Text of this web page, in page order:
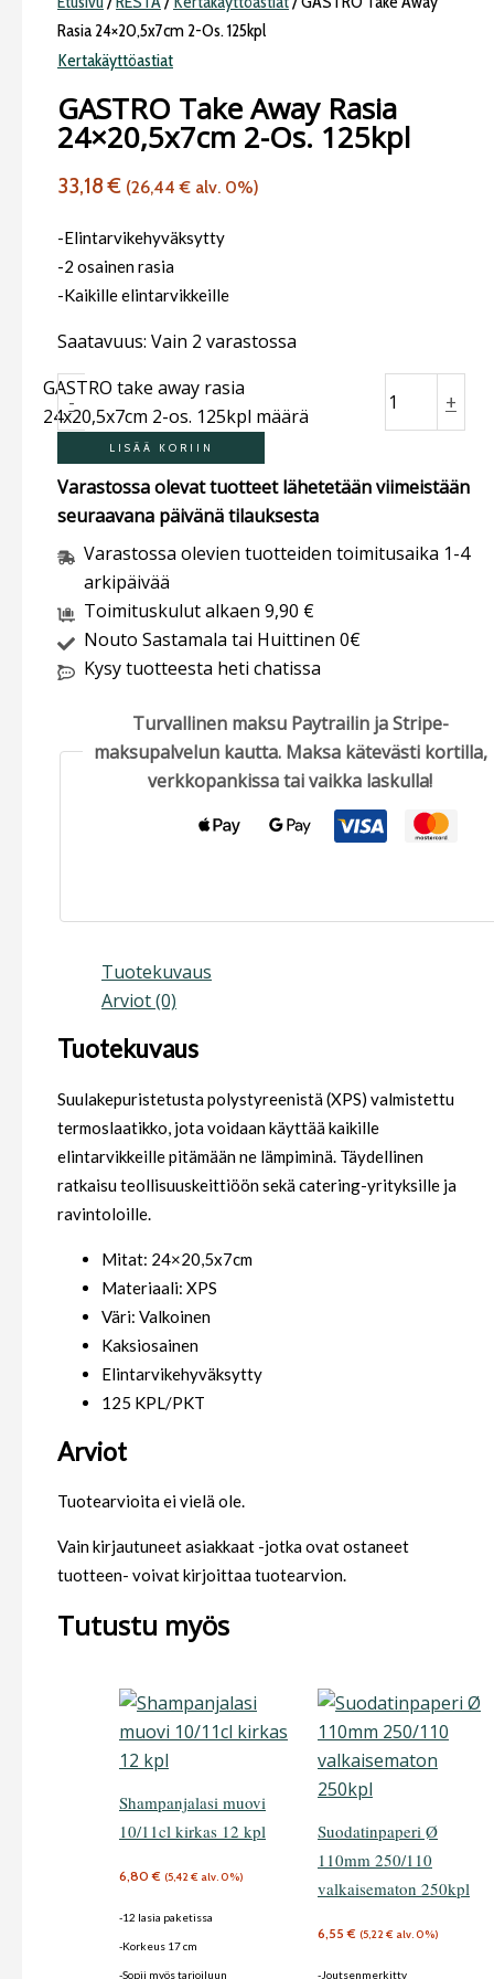
Rasia 24×20,5x7cm 2-Os. 125kpl
Kertakäyttöastiat
GASTRO Take Away Rasia
24×20,5x7cm 2-Os. 125kpl
33,18€ (26,44€ alv. 0%)
-Elintarvikehyväksytty
-2 osainen rasia
-Kaikille elintarvikkeille
Saatavuus: Vain 2 varastossa
-
GASTRO take away rasia
24x20,5x7cm 2-os. 125kpl määrä
+
LISÄÄ KORIIN
Varastossa olevat tuotteet lähetetään viimeistään
seuraavana päivänä tilauksesta
Varastossa olevien tuotteiden toimitusaika 1-4
arkipäivää
Toimituskulut alkaen 9,90 €
Nouto Sastamala tai Huittinen 0€
Kysy tuotteesta heti chatissa
Turvallinen maksu Paytrailin ja Stripe-
maksupalvelun kautta. Maksa kätevästi kortilla,
verkkopankissa tai vaikka laskulla!
Tuotekuvaus
Arviot (0)
Tuotekuvaus
Suulakepuristetusta polystyreenistä (XPS) valmistettu
termoslaatikko, jota voidaan käyttää kaikille
elintarvikkeille pitämään ne lämpiminä. Täydellinen
ratkaisu teollisuuskeittiöön sekä catering-yrityksille ja
ravintoloille.
Mitat: 24×20,5x7cm
Materiaali: XPS
Väri: Valkoinen
Kaksiosainen
Elintarvikehyväksytty
125 KPL/PKT
Arviot
Tuotearvioita ei vielä ole.
Vain kirjautuneet asiakkaat -jotka ovat ostaneet
tuotteen- voivat kirjoittaa tuotearvion.
Tutustu myös
Shampanjalasi muovi
10/11cl kirkas 12 kpl
6,80€ (5,42€ alv. 0%)
-12 lasia paketissa
-Korkeus 17 cm
-Sopii myös tarjoiluun
Suodatinpaperi Ø
110mm 250/110
valkaisematon 250kpl
6,55€ (5,22€ alv. 0%)
-Joutsenmerkitty